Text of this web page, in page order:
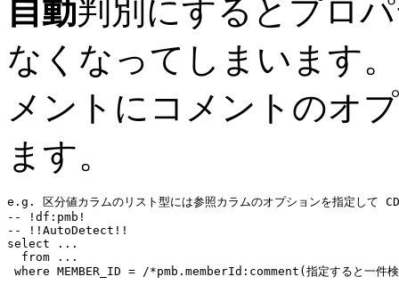
自動判別にするとプロ
なくなってしまいます
メントにコメントのオ
ます。
e.g. 区分値カラムのリスト型には参照カラムのオプションを指定して
-- !df:pmb!
-- !!AutoDetect!!
select
...
from
...
where MEMBER_ID = /*pmb.memberId: comment(指定すると一件